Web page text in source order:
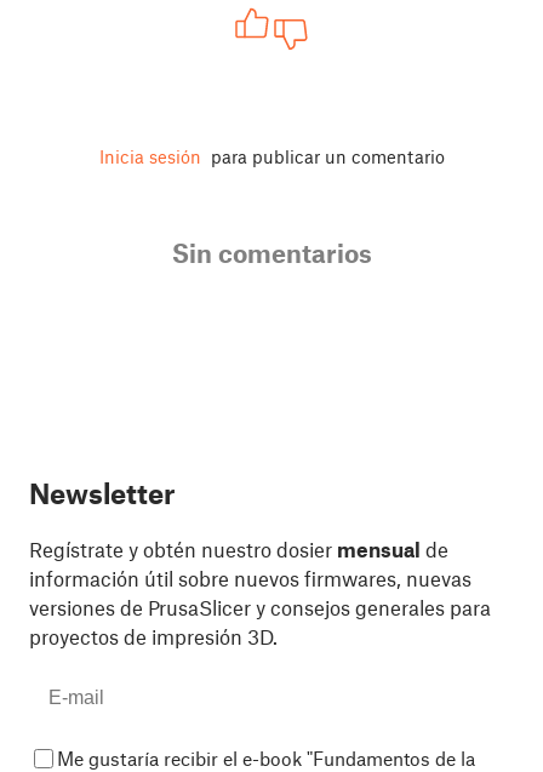
Inicia sesión para publicar un comentario
Sin comentarios
Newsletter
Regístrate y obtén nuestro dosier mensual de
información útil sobre nuevos firmwares, nuevas
versiones de PrusaSlicer y consejos generales para
proyectos de impresión 3D.
Me gustaría recibir el e-book "Fundamentos de la